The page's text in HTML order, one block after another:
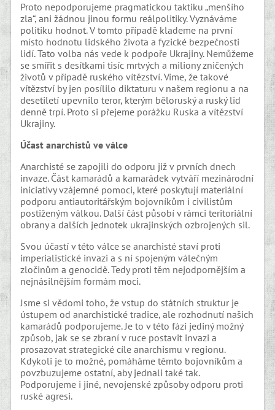
Proto nepodporujeme pragmatickou taktiku „menšího
zla“, ani žádnou jinou formu reálpolitiky. Vyznáváme
politiku hodnot. V tomto případě klademe na první
místo hodnotu lidského života a fyzické bezpečnosti
lidí. Tato volba nás vede k podpoře Ukrajiny. Nemůžeme
se smířit s desítkami tisíc mrtvých a miliony zničených
životů v případě ruského vítězství. Víme, že takové
vítězství by jen posílilo diktaturu v našem regionu a na
desetiletí upevnilo teror, kterým běloruský a ruský lid
denně trpí. Proto si přejeme porážku Ruska a vítězství
Ukrajiny.
Účast anarchistů ve válce
Anarchisté se zapojili do odporu již v prvních dnech
invaze. Část kamarádů a kamarádek vytváří mezinárodní
iniciativy vzájemné pomoci, které poskytují materiální
podporu antiautoritářským bojovníkům i civilistům
postiženým válkou. Další část působí v rámci teritoriální
obrany a dalších jednotek ukrajinských ozbrojených sil.
Svou účastí v této válce se anarchisté staví proti
imperialistické invazi a s ní spojeným válečným
zločinům a genocidě. Tedy proti těm nejodpornějším a
nejnásilnějším formám moci.
Jsme si vědomi toho, že vstup do státních struktur je
ústupem od anarchistické tradice, ale rozhodnutí našich
kamarádů podporujeme. Je to v této fázi jediný možný
způsob, jak se se zbraní v ruce postavit invazi a
prosazovat strategické cíle anarchismu v regionu.
Kdykoli je to možné, pomáháme těmto bojovníkům a
povzbuzujeme ostatní, aby jednali také tak.
Podporujeme i jiné, nevojenské způsoby odporu proti
ruské agresi.